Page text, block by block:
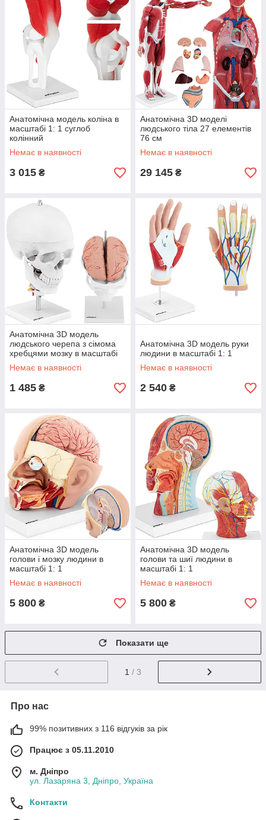
Анатомічна модель коліна в
масштабі 1: 1 суглоб
колінний
Немає в наявності
3 015 ₴
Анатомічна 3D моделі
людського тіла 27 елементів
76 см
Немає в наявності
29 145 ₴
Анатомічна 3D модель
людського черепа з сімома
хребцями мозку в масштабі
1: 1
Немає в наявності
1 485 ₴
Анатомічна 3D модель руки
людини в масштабі 1: 1
Немає в наявності
2 540 ₴
Анатомічна 3D модель
голови і мозку людини в
масштабі 1: 1
Немає в наявності
5 800 ₴
Анатомічна 3D модель
голови та шиї людини в
масштабі 1: 1
Немає в наявності
5 800 ₴
Показати ще
1 / 3
Про нас
99% позитивних з 116 відгуків за рік
Працює з 05.11.2010
м. Дніпро
ул. Лазаряна 3, Дніпро, Україна
Контакти